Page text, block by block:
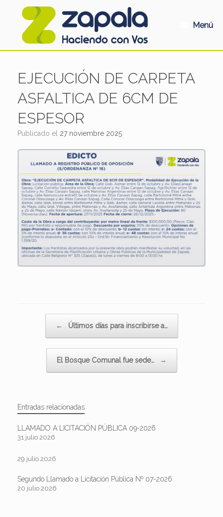
Menú
EJECUCIÓN DE CARPETA
ASFALTICA DE 6CM DE
ESPESOR
Publicado el 27 noviembre 2025
← Últimos días para inscribirse a…
El Bosque Comunal fue sede… →
Entradas relacionadas
LLAMADO A LICITACIÓN PÚBLICA 09-2026
31 julio 2026
29 julio 2026
Segundo Llamado a Licitación Pública Nº 07-2026
20 julio 2026